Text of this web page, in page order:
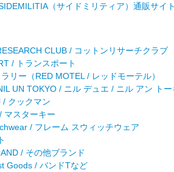
CLUB / コットンリサーチクラブ
/ トランスポート
リー（RED MOTEL / レッドモーテル）
UN TOKYO / ニル デュエ / ニル アン トー
/ クックマン
マスターキー
/ フレーム スウィッチウェア
/ その他ブランド
Goods / バンドTなど